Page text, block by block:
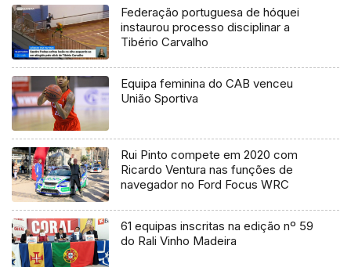
Federação portuguesa de hóquei
instaurou processo disciplinar a
Tibério Carvalho
Equipa feminina do CAB venceu
União Sportiva
Rui Pinto compete em 2020 com
Ricardo Ventura nas funções de
navegador no Ford Focus WRC
61 equipas inscritas na edição nº 59
do Rali Vinho Madeira